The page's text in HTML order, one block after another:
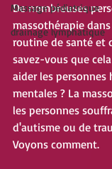
Massage pédiatrique
drainage lymphatique
De nombreuses
massothérapie
routine de santé et
savez-vous que
aider les personnes
mentales ? La
les personnes
d'autisme ou de
Voyons comment.